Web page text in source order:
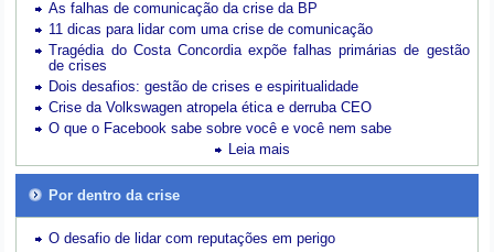
As falhas de comunicação da crise da BP
11 dicas para lidar com uma crise de comunicação
Tragédia do Costa Concordia expõe falhas primárias de gestão
de crises
Dois desafios: gestão de crises e espiritualidade
Crise da Volkswagen atropela ética e derruba CEO
O que o Facebook sabe sobre você e você nem sabe
Leia mais
Por dentro da crise
O desafio de lidar com reputações em perigo